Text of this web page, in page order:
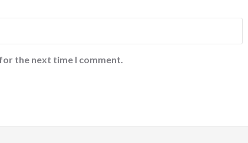
the next time I comment.